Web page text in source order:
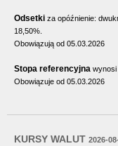
Odsetki za opóźnienie:
18,50%.
Obowiązują od 05.03.2026
Stopa referencyjna wynosi
Obowiązuje od 05.03.2026
KURSY WALUT 2026-